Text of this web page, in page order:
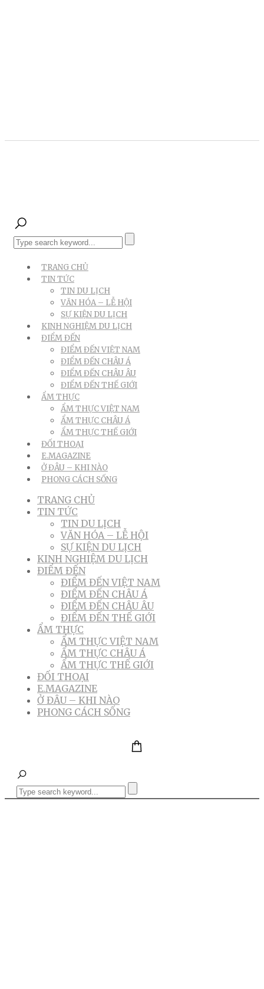
TRANG CHỦ
TIN TỨC
TIN DU LỊCH
VĂN HÓA – LỄ HỘI
SỰ KIỆN DU LỊCH
KINH NGHIỆM DU LỊCH
ĐIỂM ĐẾN
ĐIỂM ĐẾN VIỆT NAM
ĐIỂM ĐẾN CHÂU Á
ĐIỂM ĐẾN CHÂU ÂU
ĐIỂM ĐẾN THẾ GIỚI
ẨM THỰC
ẨM THỰC VIỆT NAM
ẨM THỰC CHÂU Á
ẨM THỰC THẾ GIỚI
ĐỐI THOẠI
E.MAGAZINE
Ở ĐÂU – KHI NÀO
PHONG CÁCH SỐNG
TRANG CHỦ
TIN TỨC
TIN DU LỊCH
VĂN HÓA – LỄ HỘI
SỰ KIỆN DU LỊCH
KINH NGHIỆM DU LỊCH
ĐIỂM ĐẾN
ĐIỂM ĐẾN VIỆT NAM
ĐIỂM ĐẾN CHÂU Á
ĐIỂM ĐẾN CHÂU ÂU
ĐIỂM ĐẾN THẾ GIỚI
ẨM THỰC
ẨM THỰC VIỆT NAM
ẨM THỰC CHÂU Á
ẨM THỰC THẾ GIỚI
ĐỐI THOẠI
E.MAGAZINE
Ở ĐÂU – KHI NÀO
PHONG CÁCH SỐNG